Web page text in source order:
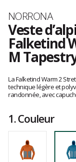
Marque
NORRONA
Veste
Falketind
M
avis
clients
La Falketind Warm 2
technique légère et
randonnée, avec
1.Couleur